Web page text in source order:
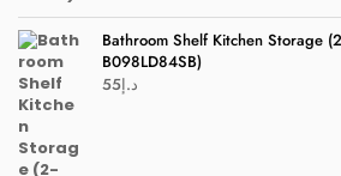
Bathroom Shelf Kitchen Storage
B098LD84SB)
د.إ55